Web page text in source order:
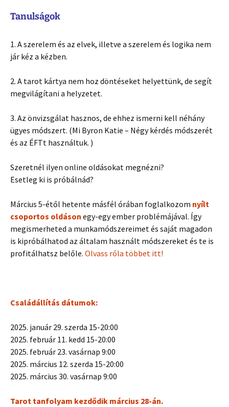
Tanulságok
1. A szerelem és az elvek, illetve a szerelem és logika nem
jár kéz a kézben.
2. A tarot kártya nem hoz döntéseket helyettünk, de segít
megvilágítani a helyzetet.
3. Az önvizsgálat hasznos, de ehhez ismerni kell néhány
ügyes módszert. (Mi Byron Katie – Négy kérdés módszerét
és az ÉFTt használtuk. )
Szeretnél ilyen online oldásokat megnézni?
Esetleg ki is próbálnád?
Március 5-étől hetente másfél órában foglalkozom nyílt
csoportos oldáson egy-egy ember problémájával. Így
megismerheted a munkamódszereimet és saját magadon
is kipróbálhatod az általam használt módszereket és te is
profitálhatsz belőle. Olvass róla többet itt!
Családállítás dátumok:
2025. január 29. szerda 15-20:00
2025. február 11. kedd 15-20:00
2025. február 23. vasárnap 9:00
2025. március 12. szerda 15-20:00
2025. március 30. vasárnap 9:00
Tarot tanfolyam kezdődik március 28-án.